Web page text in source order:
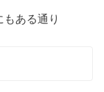
ある通り